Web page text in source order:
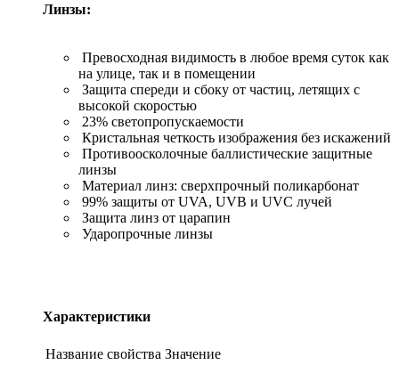
Линзы:
Превосходная видимость в любое время суток как
на улице, так и в помещении
Защита спереди и сбоку от частиц, летящих с
высокой скоростью
23% светопропускаемости
Кристальная четкость изображения без искажений
Противоосколочные баллистические защитные
линзы
Материал линз: сверхпрочный поликарбонат
99% защиты от UVA, UVB и UVC лучей
Защита линз от царапин
Ударопрочные линзы
Характеристики
Название свойства Значение